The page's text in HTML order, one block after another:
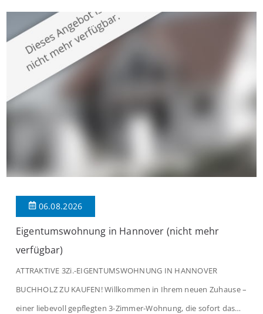
großzügige Räume und eine hochwertige Ausstattung, die
modernen Wohnkomfort mit einem stilvollen Ambiente
verbindet. Der […]
06.08.2026
Eigentumswohnung in Hannover (nicht mehr
verfügbar)
ATTRAKTIVE 3Zi.-EIGENTUMSWOHNUNG IN HANNOVER
BUCHHOLZ ZU KAUFEN! Willkommen in Ihrem neuen Zuhause –
einer liebevoll gepflegten 3-Zimmer-Wohnung, die sofort das